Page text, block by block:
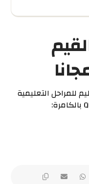
للمراحل التعليمية